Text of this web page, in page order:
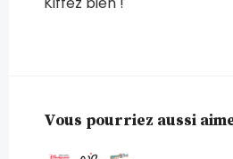
Vous pourriez aussi